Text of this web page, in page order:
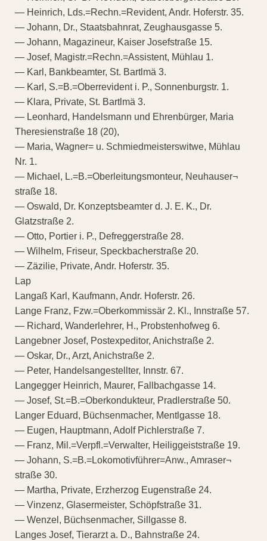
— Heinrich, Lds.=Rechn.=Revident, Andr. Hoferstr. 35.
— Johann, Dr., Staatsbahnrat, Zeughausgasse 5.
— Johann, Magazineur, Kaiser Josefstraße 15.
— Josef, Magistr.=Rechn.=Assistent, Mühlau 1.
— Karl, Bankbeamter, St. Bartlmä 3.
— Karl, S.=B.=Oberrevident i. P., Sonnenburgstr. 1.
— Klara, Private, St. Bartlmä 3.
— Leonhard, Handelsmann und Ehrenbürger, Maria
Theresienstraße 18 (20),
— Maria, Wagner= u. Schmiedmeisterswitwe, Mühlau
Nr. 1.
— Michael, L.=B.=Oberleitungsmonteur, Neuhauser¬
straße 18.
— Oswald, Dr. Konzeptsbeamter d. J. E. K., Dr.
Glatzstraße 2.
— Otto, Portier i. P., Defreggerstraße 28.
— Wilhelm, Friseur, Speckbacherstraße 20.
— Zäzilie, Private, Andr. Hoferstr. 35.
Lap
Langaß Karl, Kaufmann, Andr. Hoferstr. 26.
Lange Franz, Fzw.=Oberkommissär 2. Kl., Innstraße 57.
— Richard, Wanderlehrer, H., Probstenhofweg 6.
Langebner Josef, Postexpeditor, Anichstraße 2.
— Oskar, Dr., Arzt, Anichstraße 2.
— Peter, Handelsangestellter, Innstr. 67.
Langegger Heinrich, Maurer, Fallbachgasse 14.
— Josef, St.=B.=Oberkondukteur, Pradlerstraße 50.
Langer Eduard, Büchsenmacher, Mentlgasse 18.
— Eugen, Hauptmann, Adolf Pichlerstraße 7.
— Franz, Mil.=Verpfl.=Verwalter, Heiliggeiststraße 19.
— Johann, S.=B.=Lokomotivführer=Anw., Amraser¬
straße 30.
— Martha, Private, Erzherzog Eugenstraße 24.
— Vinzenz, Glasermeister, Schöpfstraße 31.
— Wenzel, Büchsenmacher, Sillgasse 8.
Langes Josef, Tierarzt a. D., Bahnstraße 24.